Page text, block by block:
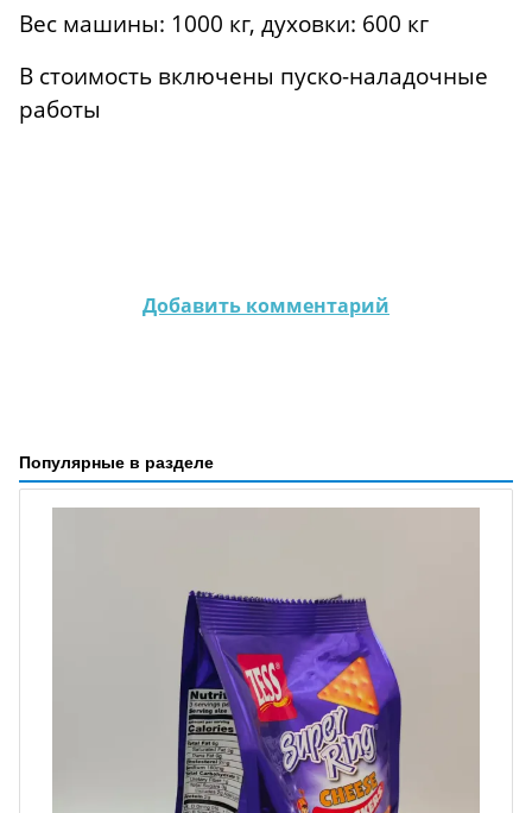
Вес машины: 1000 кг, духовки: 600 кг
В стоимость включены пуско-наладочные
работы
Добавить комментарий
Популярные в разделе